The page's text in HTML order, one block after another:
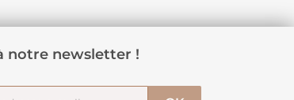
notre newsletter !